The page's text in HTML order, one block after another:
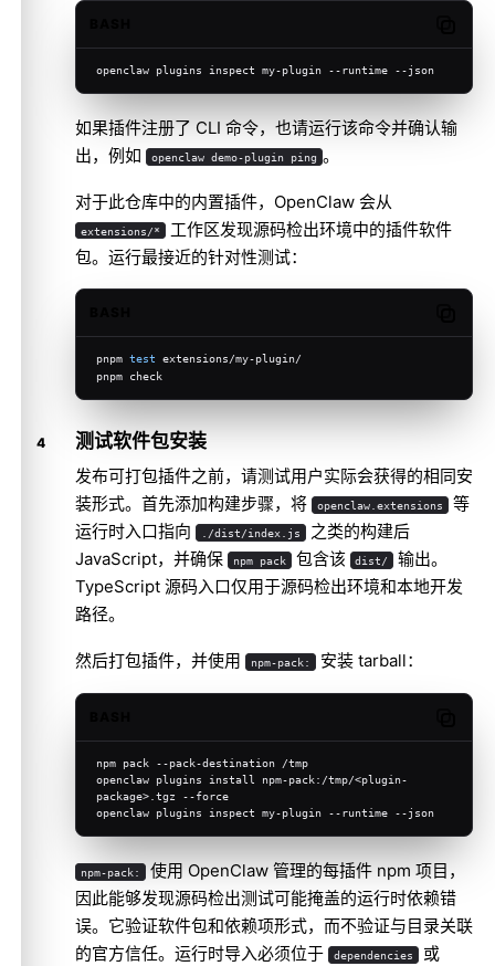
openclaw plugins inspect my-plugin --runtime --json
如果插件注册了 CLI 命令，也请运行该命令并确认输
出，例如
openclaw demo-plugin ping 。
对于此仓库中的内置插件，OpenClaw 会从
extensions/* 工作区发现源码检出环境中的插件软件
包。运行最接近的针对性测试：
pnpm test extensions/my-plugin/
pnpm check
测试软件包安装
发布可打包插件之前，请测试用户实际会获得的相同安
装形式。首先添加构建步骤，将
openclaw.extensions 等
运行时入口指向
./dist/index.js 之类的构建后
JavaScript，并确保
npm pack 包含该 dist/
输出。
TypeScript 源码入口仅用于源码检出环境和本地开发
路径。
然后打包插件，并使用 npm-pack: 安装 tarball：
npm pack --pack-destination /tmp
openclaw plugins install npm-pack:/tmp/<plugin-
package>.tgz --force
openclaw plugins inspect my-plugin --runtime --json
npm-pack: 使用 OpenClaw 管理的每插件 npm 项目，
因此能够发现源码检出测试可能掩盖的运行时依赖错
误。它验证软件包和依赖项形式，而不验证与目录关联
的官方信任。运行时导入必须位于
dependencies 或